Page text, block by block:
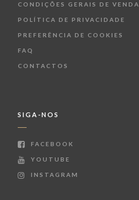
CONDIÇÕES GERAIS DE VENDA
POLÍTICA DE PRIVACIDADE
PREFERÊNCIA DE COOKIES
FAQ
CONTACTOS
SIGA-NOS
FACEBOOK
YOUTUBE
INSTAGRAM